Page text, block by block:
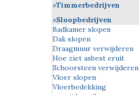
Timmerbedrijven
Sloopbedrijven
Badkamer slopen
Dak slopen
Draagmuur verwijderen
Hoe ziet asbest eruit
Schoorsteen verwijderen
Vloer slopen
Vloerbedekking